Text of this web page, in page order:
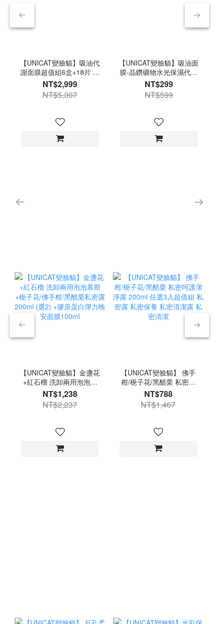
【UNICAT變臉貓】吸油代
謝面膜超值組6盒+18片 清
潔面膜
NT$2,999
NT$5,307
【UNICAT變臉貓】吸油面
膜-晶鑽礦物水光保濕代謝
面膜(3入/盒) 清潔面膜
NT$299
NT$599
【UNICAT變臉貓】金盞花
+紅石榴 洗卸兩用泡泡慕
斯 +梔子花/佛手柑/黑醋栗
私密露200ml (選2) +膠原
蛋白彈力晚安面膜100ml
NT$1,238
NT$2,237
【UNICAT變臉貓】 佛手
柑/梔子花/黑醋栗 私密呵
護潔淨露 200ml 任選3入
超值組 私密露 私密保養
私密清潔露 私密清潔
NT$788
NT$1,467